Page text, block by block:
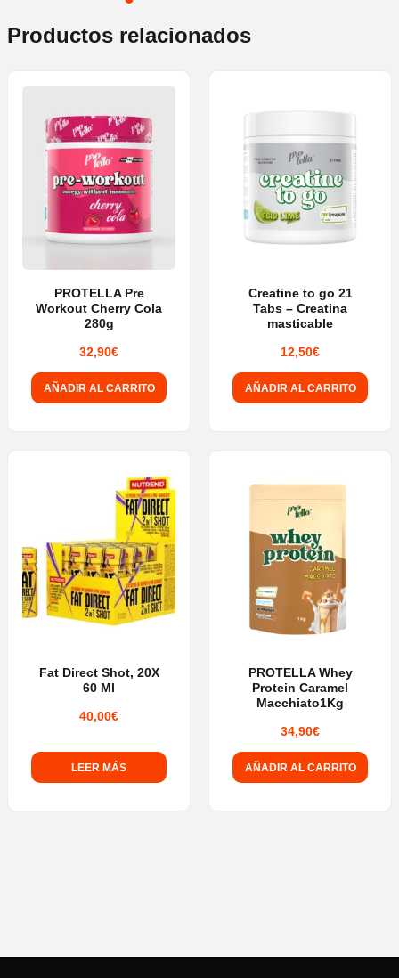
Productos relacionados
PROTELLA Pre
Workout Cherry Cola
280g
32,90€
AÑADIR AL CARRITO
Creatine to go 21
Tabs – Creatina
masticable
12,50€
AÑADIR AL CARRITO
Fat Direct Shot, 20X
60 Ml
40,00€
LEER MÁS
PROTELLA Whey
Protein Caramel
Macchiato1Kg
34,90€
AÑADIR AL CARRITO